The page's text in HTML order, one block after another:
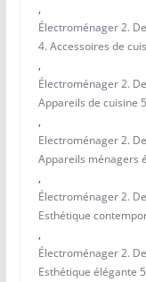
,
Électroménager 2.
4. Accessoires de
,
Électroménager 2.
Appareils de cuisine
,
Electroménager 2.
Appareils ménagers
,
Électroménager 2.
Esthétique
,
Électroménager 2.
Esthétique élégante